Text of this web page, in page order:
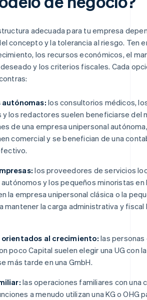
adecuada para tu empresa
concepto y la tolerancia al riesgo. Ten
los recursos económicos, el
y los criterios fiscales. Cada
los consultorios médicos,
y los redactores suelen beneficiarse del
de una empresa unipersonal
comercial y se benefician de una
los proveedores de servicios
y los pequeños minoristas en
la empresa unipersonal clásica o la
mantener la carga administrativa y fiscal
orientados al crecimiento: las personas
poco Capital suelen elegir una UG con
más tarde en una GmbH.
las operaciones familiares con una
a menudo utilizan una KG o OHG